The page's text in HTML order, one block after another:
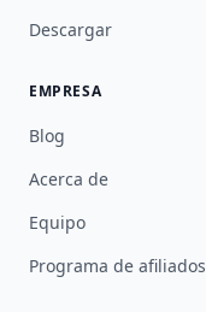
Descargar
EMPRESA
Blog
Acerca de
Equipo
Programa de afiliados